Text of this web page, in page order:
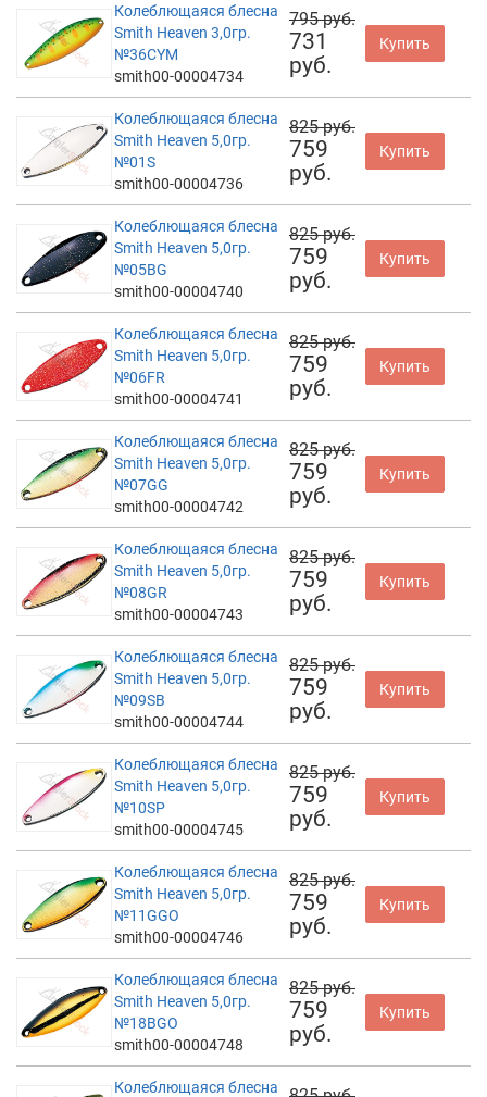
Колеблющаяся блесна
Smith Heaven 3,0гр.
№36CYM
smith00-00004734
795 руб.
731
руб.
Купить
Колеблющаяся блесна
Smith Heaven 5,0гр.
№01S
smith00-00004736
825 руб.
759
руб.
Купить
Колеблющаяся блесна
Smith Heaven 5,0гр.
№05BG
smith00-00004740
825 руб.
759
руб.
Купить
Колеблющаяся блесна
Smith Heaven 5,0гр.
№06FR
smith00-00004741
825 руб.
759
руб.
Купить
Колеблющаяся блесна
Smith Heaven 5,0гр.
№07GG
smith00-00004742
825 руб.
759
руб.
Купить
Колеблющаяся блесна
Smith Heaven 5,0гр.
№08GR
smith00-00004743
825 руб.
759
руб.
Купить
Колеблющаяся блесна
Smith Heaven 5,0гр.
№09SB
smith00-00004744
825 руб.
759
руб.
Купить
Колеблющаяся блесна
Smith Heaven 5,0гр.
№10SP
smith00-00004745
825 руб.
759
руб.
Купить
Колеблющаяся блесна
Smith Heaven 5,0гр.
№11GGO
smith00-00004746
825 руб.
759
руб.
Купить
Колеблющаяся блесна
Smith Heaven 5,0гр.
№18BGO
smith00-00004748
825 руб.
759
руб.
Купить
Колеблющаяся блесна